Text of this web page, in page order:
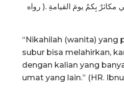
مكاثرٌ بِكمُ يومَ القيامةِ .( رواه
“Nikahilah (wanita) yang
subur bisa melahirkan,
dengan kalian yang
umat yang lain.” (HR.